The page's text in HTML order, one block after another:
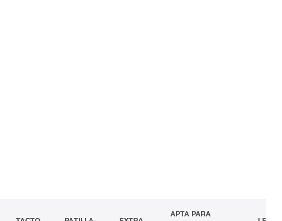
APTA PARA